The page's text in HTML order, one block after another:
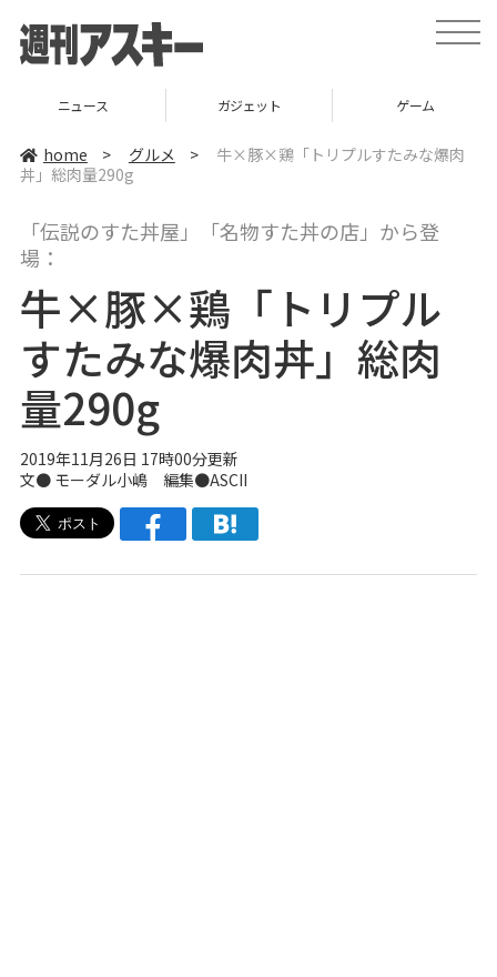
t
o
a
v
ニュース ガジェット ゲーム
home > グルメ >
牛×豚×鶏「トリプルすたみな爆肉
丼」総肉量290g
「伝説のすた丼屋」「名物すた丼の店」から登
場：
牛×豚×鶏「トリプル
すたみな爆肉丼」総肉
量290g
2019年11月26日 17時00分更新
文● モーダル小嶋編集●ASCII